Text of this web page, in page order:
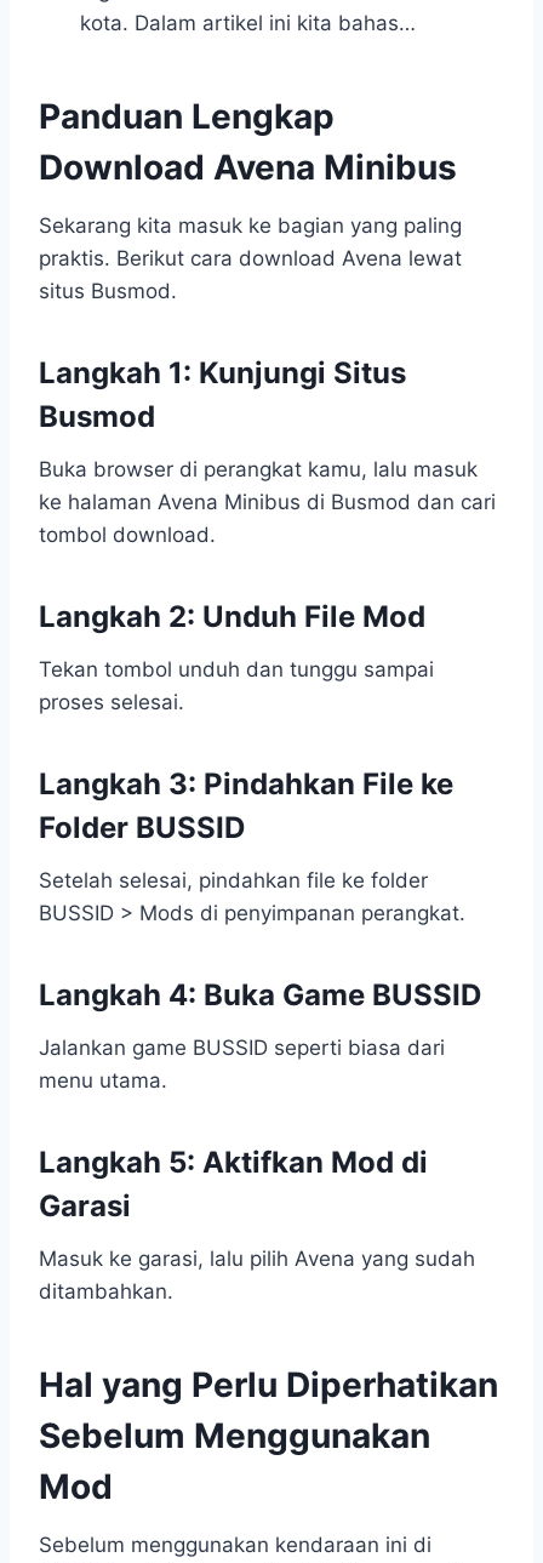
kota. Dalam artikel ini kita bahas…
Panduan Lengkap
Download Avena Minibus
Sekarang kita masuk ke bagian yang paling
praktis. Berikut cara download Avena lewat
situs Busmod.
Langkah 1: Kunjungi Situs
Busmod
Buka browser di perangkat kamu, lalu masuk
ke halaman Avena Minibus di Busmod dan cari
tombol download.
Langkah 2: Unduh File Mod
Tekan tombol unduh dan tunggu sampai
proses selesai.
Langkah 3: Pindahkan File ke
Folder BUSSID
Setelah selesai, pindahkan file ke folder
BUSSID > Mods di penyimpanan perangkat.
Langkah 4: Buka Game BUSSID
Jalankan game BUSSID seperti biasa dari
menu utama.
Langkah 5: Aktifkan Mod di
Garasi
Masuk ke garasi, lalu pilih Avena yang sudah
ditambahkan.
Hal yang Perlu Diperhatikan
Sebelum Menggunakan
Mod
Sebelum menggunakan kendaraan ini di